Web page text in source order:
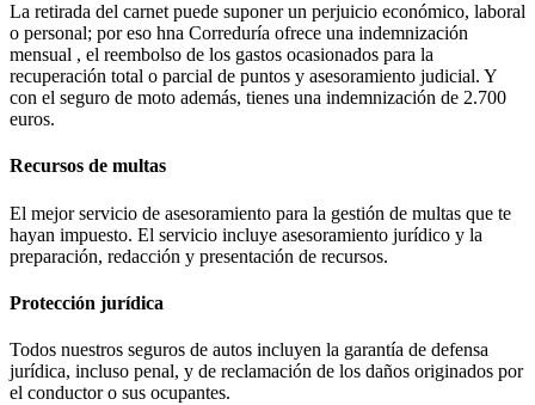
La retirada del carnet puede suponer un perjuicio económico, laboral
o personal; por eso hna Correduría ofrece una indemnización
mensual , el reembolso de los gastos ocasionados para la
recuperación total o parcial de puntos y asesoramiento judicial. Y
con el seguro de moto además, tienes una indemnización de 2.700
euros.
Recursos de multas
El mejor servicio de asesoramiento para la gestión de multas que te
hayan impuesto. El servicio incluye asesoramiento jurídico y la
preparación, redacción y presentación de recursos.
Protección jurídica
Todos nuestros seguros de autos incluyen la garantía de defensa
jurídica, incluso penal, y de reclamación de los daños originados por
el conductor o sus ocupantes.